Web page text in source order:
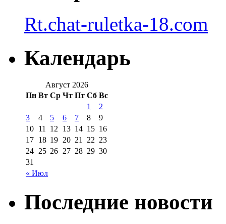
Rt.chat-ruletka-18.com
Календарь
Август 2026
Пн Вт Ср Чт Пт Сб Вс
« Июл
1
2
3
4 5 6 7 8
9
10 11 12 13 14 15 16
17 18 19 20 21 22 23
24 25 26 27 28 29 30
31
Последние новости